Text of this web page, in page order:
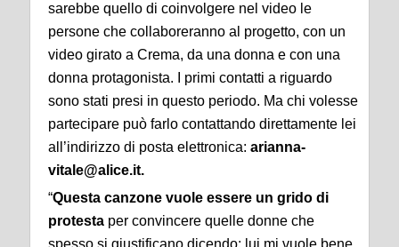
sarebbe quello di coinvolgere nel video le
persone che collaboreranno al progetto, con un
video girato a Crema, da una donna e con una
donna protagonista. I primi contatti a riguardo
sono stati presi in questo periodo. Ma chi volesse
partecipare può farlo contattando direttamente lei
all’indirizzo di posta elettronica: arianna-
vitale@alice.it.
“Questa canzone vuole essere un grido di
protesta per convincere quelle donne che